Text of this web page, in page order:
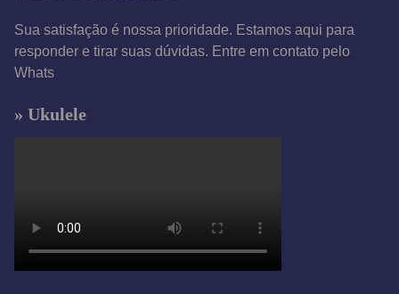
Sua satisfação é nossa prioridade. Estamos aqui para
responder e tirar suas dúvidas. Entre em contato pelo
Whats
» Ukulele